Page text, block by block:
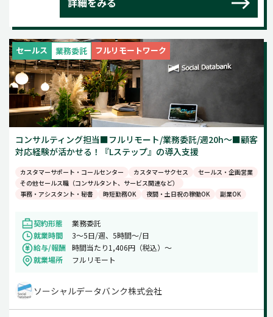
セールス 業務委託 フルリモートワーク
コンサルティング担当■フルリモート/業務委託/週20h～■顧客
対応経験が活かせる！『Lステップ』の導入支援
カスタマーサポート・コールセンター カスタマーサクセス
セールス・企画営業
その他セールス職（コンサルタント、サービス関連など）
事務・アシスタント・秘書
時短勤務OK 夜間・土日祝の稼働OK 副業OK
契約形態
業務委託
就業時間
3～5日/週、5時間～/日
給与/報酬 時間当たり1,406円（税込）～
就業場所
フルリモート
ソーシャルデータバンク株式会社